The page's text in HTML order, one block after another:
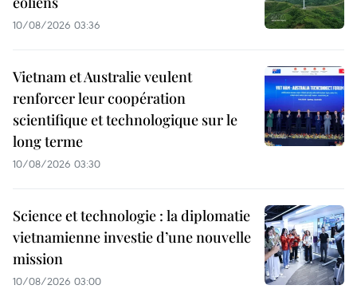
10/08/2026 03:36
Vietnam et Australie veulent
renforcer leur coopération
scientifique et technologique sur le
long terme
10/08/2026 03:30
Science et technologie : la diplomatie
vietnamienne investie d’une nouvelle
mission
10/08/2026 03:00